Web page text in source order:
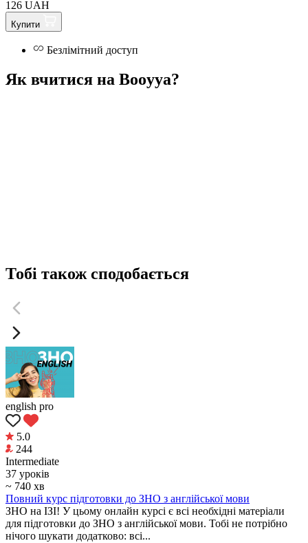
126 UAH
Купити
Безлімітний доступ
Як вчитися на Booyya?
Тобі також сподобається
english pro
5.0
244
Intermediate
37 уроків
~ 740 хв
Повний курс підготовки до ЗНО з англійської мови
ЗНО на ІЗІ! У цьому онлайн курсі є всі необхідні матеріали
для підготовки до ЗНО з англійської мови. Тобі не потрібно
нічого шукати додатково: всі...